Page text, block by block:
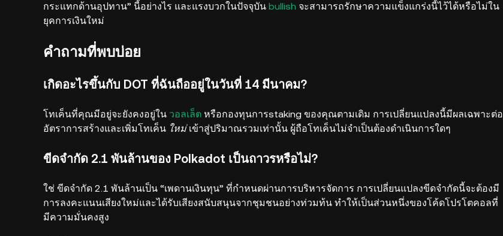
กระแทกด้านอุปทาน” นี้อย่างไร และแรงบวกในปัจจุบัน bullish จะสามารถรักษาความแข็งแกร่งนี้ไว้ได้หรือไม่ใน
ยุคการเงินใหม่
คำถามที่พบบ่อย
เกิดอะไรขึ้นกับ DOT ที่ฉันถืออยู่ในวันที่ 14 มีนาคม?
โทเค็นที่คุณมีอยู่จะยังคงอยู่ใน วอลเล็ต หรือกองทุนการstaking ของคุณตามเดิม การเปลี่ยนแปลงนี้มีผลเฉพาะต่อ
อัตราการสร้างและเพิ่มโทเค็น ใหม่เข้าสู่ปริมาณรวมเท่านั้น ผู้ถือโทเค็นไม่จำเป็นต้องดำเนินการใดๆ
ขีดจำกัด 2.1 พันล้านของ Polkadot เป็นถาวรหรือไม่?
ใช่ ขีดจำกัด 2.1 พันล้านเป็น “เพดานเงินทุน” ที่กำหนดผ่านการบริหารจัดการ การเปลี่ยนแปลงขีดจำกัดนี้จะต้องมี
การลงคะแนนเสียงใหม่และได้รับเสียงสนับสนุนจากชุมชนอย่างท่วมท้น ทำให้เป็นส่วนหนึ่งของโค้ดโปรโตคอลที่
มีความมั่นคงสูง